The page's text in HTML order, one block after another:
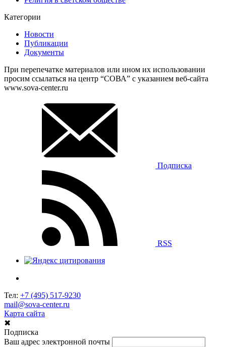
Категории
Новости
Публикации
Документы
При перепечатке материалов или ином их использовании
просим ссылаться на центр “СОВА” с указанием веб-сайта
www.sova-center.ru
Подписка
RSS
Тел: +7 (495) 517-9230
mail@sova-center.ru
Карта сайта
✖
Подписка
Ваш адрес электронной почты